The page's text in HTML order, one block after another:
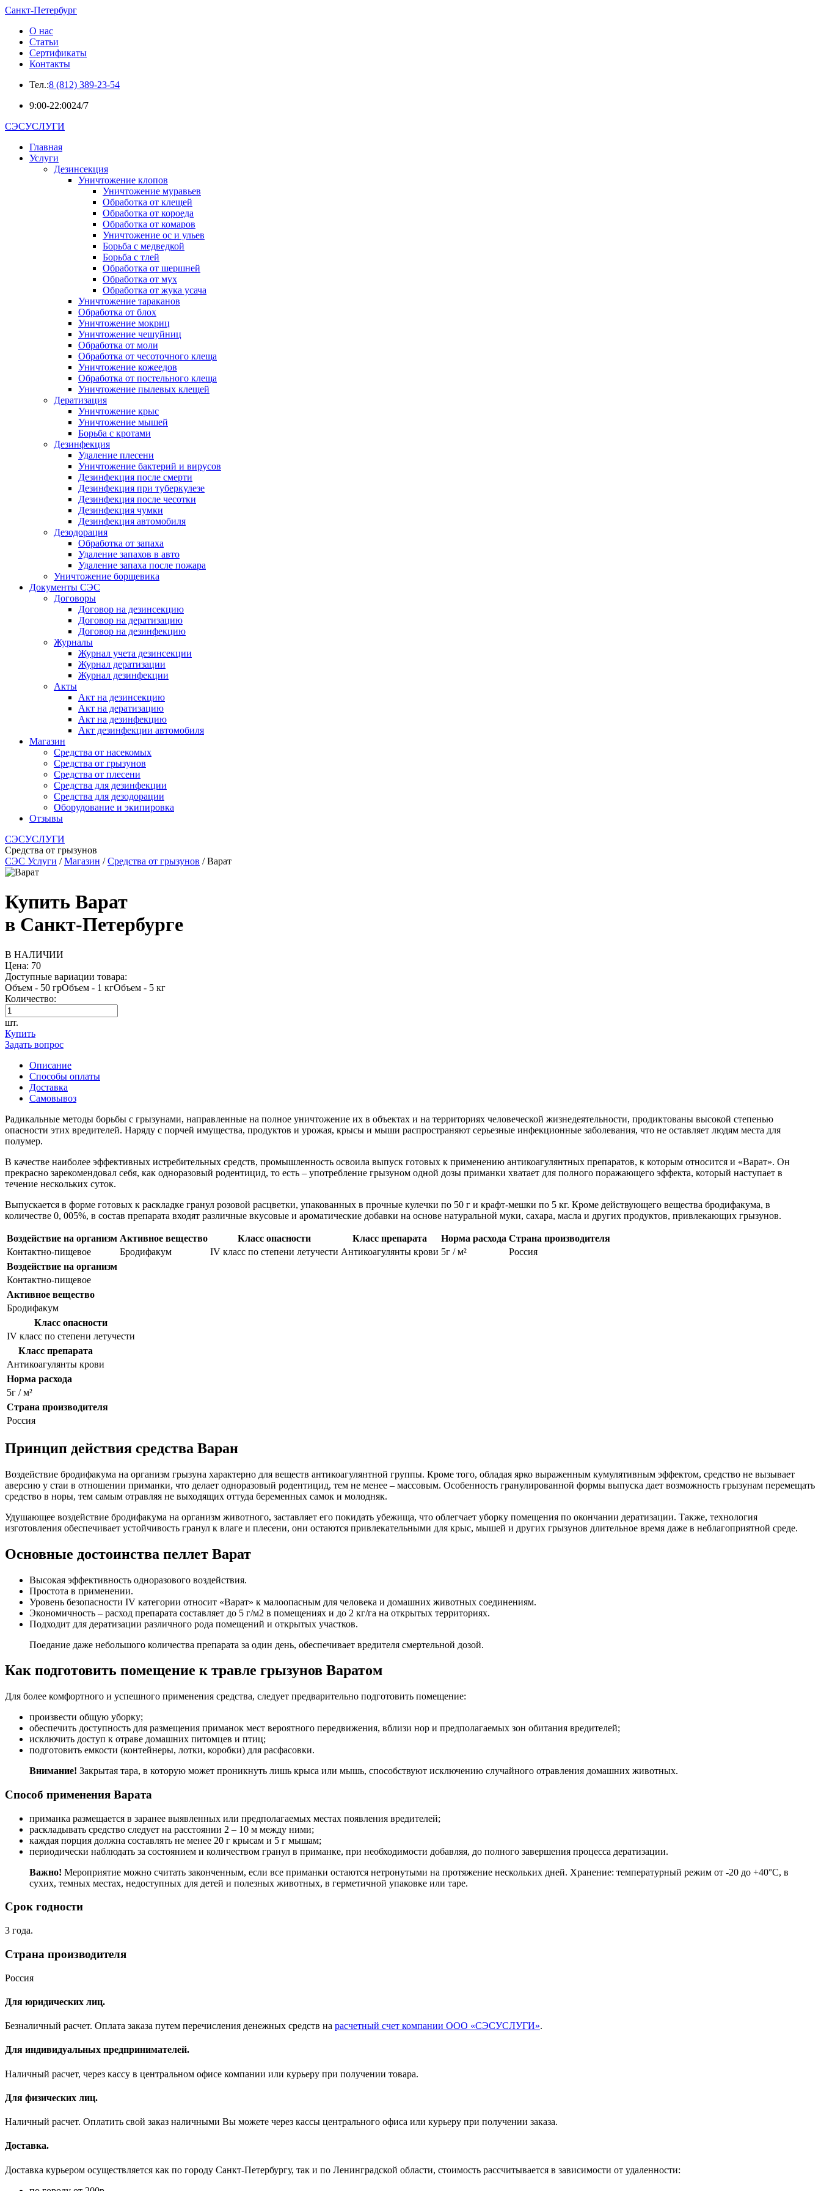
Санкт-Петербург
О нас
Статьи
Сертификаты
Контакты
Тел.:8 (812) 389-23-54
9:00-22:0024/7
СЭСУСЛУГИ
Главная
Услуги
Дезинсекция
Уничтожение клопов
Уничтожение муравьев
Обработка от клещей
Обработка от короеда
Обработка от комаров
Уничтожение ос и ульев
Борьба с медведкой
Борьба с тлей
Обработка от шершней
Обработка от мух
Обработка от жука усача
Уничтожение тараканов
Обработка от блох
Уничтожение мокриц
Уничтожение чешуйниц
Обработка от моли
Обработка от чесоточного клеща
Уничтожение кожеедов
Обработка от постельного клеща
Уничтожение пылевых клещей
Дератизация
Уничтожение крыс
Уничтожение мышей
Борьба с кротами
Дезинфекция
Удаление плесени
Уничтожение бактерий и вирусов
Дезинфекция после смерти
Дезинфекция при туберкулезе
Дезинфекция после чесотки
Дезинфекция чумки
Дезинфекция автомобиля
Дезодорация
Обработка от запаха
Удаление запахов в авто
Удаление запаха после пожара
Уничтожение борщевика
Документы СЭС
Договоры
Договор на дезинсекцию
Договор на дератизацию
Договор на дезинфекцию
Журналы
Журнал учета дезинсекции
Журнал дератизации
Журнал дезинфекции
Акты
Акт на дезинсекцию
Акт на дератизацию
Акт на дезинфекцию
Акт дезинфекции автомобиля
Магазин
Средства от насекомых
Средства от грызунов
Средства от плесени
Средства для дезинфекции
Средства для дезодорации
Оборудование и экипировка
Отзывы
СЭСУСЛУГИ
Средства от грызунов
СЭС Услуги /Магазин /Средства от грызунов / Варат
Купить Варат
в Санкт-Петербурге
В НАЛИЧИИ
Цена: 70
Доступные вариации товара:
Объем - 50 грОбъем - 1 кгОбъем - 5 кг
Количество:
шт.
Купить
Задать вопрос
Описание
Способы оплаты
Доставка
Самовывоз
Радикальные методы борьбы с грызунами, направленные на полное уничтожение их в объектах и на территориях человеческой жизнедеятельности, продиктованы высокой степенью
опасности этих вредителей. Наряду с порчей имущества, продуктов и урожая, крысы и мыши распространяют серьезные инфекционные заболевания, что не оставляет людям места для
полумер.
В качестве наиболее эффективных истребительных средств, промышленность освоила выпуск готовых к применению антикоагулянтных препаратов, к которым относится и «Варат». Он
прекрасно зарекомендовал себя, как одноразовый родентицид, то есть – употребление грызуном одной дозы приманки хватает для полного поражающего эффекта, который наступает в
течение нескольких суток.
Выпускается в форме готовых к раскладке гранул розовой расцветки, упакованных в прочные кулечки по 50 г и крафт-мешки по 5 кг. Кроме действующего вещества бродифакума, в
количестве 0, 005%, в состав препарата входят различные вкусовые и ароматические добавки на основе натуральной муки, сахара, масла и других продуктов, привлекающих грызунов.
Воздействие на организм Активное вещество Класс опасности Класс препарата Норма расхода Страна производителя
Контактно-пищевое
Бродифакум IV класс по степени летучести Антикоагулянты крови 5г / м²
Россия
Воздействие на организм
Контактно-пищевое
Активное вещество
Бродифакум
Класс опасности
IV класс по степени летучести
Класс препарата
Антикоагулянты крови
Норма расхода
5г / м²
Страна производителя
Россия
Принцип действия средства Варан
Воздействие бродифакума на организм грызуна характерно для веществ антикоагулянтной группы. Кроме того, обладая ярко выраженным кумулятивным эффектом, средство не вызывает
аверсию у стаи в отношении приманки, что делает одноразовый родентицид, тем не менее – массовым. Особенность гранулированной формы выпуска дает возможность грызунам перемещать
средство в норы, тем самым отравляя не выходящих оттуда беременных самок и молодняк.
Удушающее воздействие бродифакума на организм животного, заставляет его покидать убежища, что облегчает уборку помещения по окончании дератизации. Также, технология
изготовления обеспечивает устойчивость гранул к влаге и плесени, они остаются привлекательными для крыс, мышей и других грызунов длительное время даже в неблагоприятной среде.
Основные достоинства пеллет Варат
Высокая эффективность одноразового воздействия.
Простота в применении.
Уровень безопасности IV категории относит «Варат» к малоопасным для человека и домашних животных соединениям.
Экономичность – расход препарата составляет до 5 г/м2 в помещениях и до 2 кг/га на открытых территориях.
Подходит для дератизации различного рода помещений и открытых участков.
Поедание даже небольшого количества препарата за один день, обеспечивает вредителя смертельной дозой.
Как подготовить помещение к травле грызунов Варатом
Для более комфортного и успешного применения средства, следует предварительно подготовить помещение:
произвести общую уборку;
обеспечить доступность для размещения приманок мест вероятного передвижения, вблизи нор и предполагаемых зон обитания вредителей;
исключить доступ к отраве домашних питомцев и птиц;
подготовить емкости (контейнеры, лотки, коробки) для расфасовки.
Внимание! Закрытая тара, в которую может проникнуть лишь крыса или мышь, способствуют исключению случайного отравления домашних животных.
Способ применения Варата
приманка размещается в заранее выявленных или предполагаемых местах появления вредителей;
раскладывать средство следует на расстоянии 2 – 10 м между ними;
каждая порция должна составлять не менее 20 г крысам и 5 г мышам;
периодически наблюдать за состоянием и количеством гранул в приманке, при необходимости добавляя, до полного завершения процесса дератизации.
Важно! Мероприятие можно считать законченным, если все приманки остаются нетронутыми на протяжение нескольких дней. Хранение: температурный режим от -20 до +40°C, в
сухих, темных местах, недоступных для детей и полезных животных, в герметичной упаковке или таре.
Срок годности
3 года.
Страна производителя
Россия
Для юридических лиц.
Безналичный расчет. Оплата заказа путем перечисления денежных средств на расчетный счет компании ООО «СЭСУСЛУГИ».
Для индивидуальных предпринимателей.
Наличный расчет, через кассу в центральном офисе компании или курьеру при получении товара.
Для физических лиц.
Наличный расчет. Оплатить свой заказ наличными Вы можете через кассы центрального офиса или курьеру при получении заказа.
Доставка.
Доставка курьером осуществляется как по городу Санкт-Петербургу, так и по Ленинградской области, стоимость рассчитывается в зависимости от удаленности: